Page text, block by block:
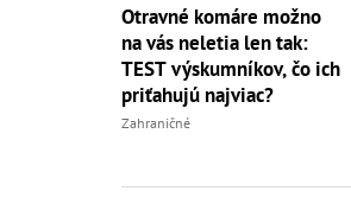
Otravné komáre možno
na vás neletia len tak:
TEST výskumníkov, čo ich
priťahujú najviac?
Zahraničné